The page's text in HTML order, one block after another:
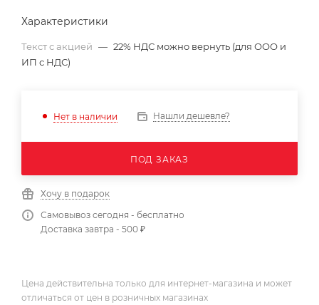
Характеристики
Текст с акцией — 22% НДС можно вернуть (для ООО и
ИП с НДС)
Нет в наличии Нашли дешевле?
ПОД ЗАКАЗ
Хочу в подарок
Самовывоз сегодня - бесплатно
Доставка завтра - 500 ₽
Цена действительна только для интернет-магазина и может
отличаться от цен в розничных магазинах